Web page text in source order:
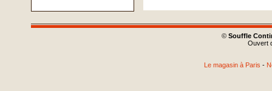
© Souffle
Ouvert
Le magasin à Paris -